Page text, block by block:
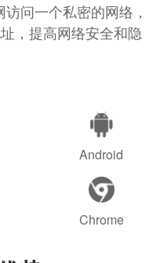
问一个私密的网络，
，提高网络安全和隐
Android
Chrome